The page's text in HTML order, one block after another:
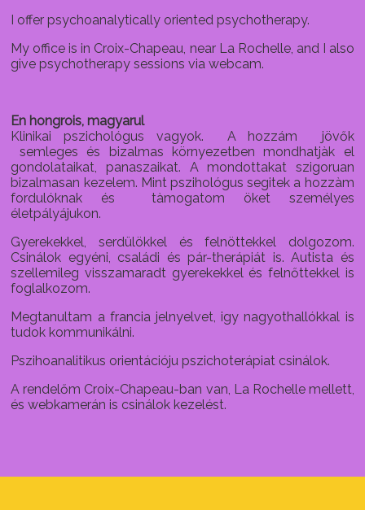
I offer psychoanalytically oriented psychotherapy.
My office is in Croix-Chapeau, near La Rochelle, and I also
give psychotherapy sessions via webcam.
En hongrois, magyarul
Klinikai pszichológus vagyok. A hozzám jövők
semleges és bizalmas környezetben mondhatjàk el
gondolataikat, panaszaikat. A mondottakat szigoruan
bizalmasan kezelem. Mint pszihológus segitek a hozzàm
fordulóknak és tàmogatom öket személyes
életpályájukon.
Gyerekekkel, serdülökkel és felnöttekkel dolgozom.
Csinálok egyéni, családi és pár-therápiát is. Autista és
szellemileg visszamaradt gyerekekkel és felnőttekkel is
foglalkozom.
Megtanultam a francia jelnyelvet, igy nagyothallókkal is
tudok kommunikálni.
Pszihoanalitikus orientációju pszichoterápiat csinálok.
A rendelőm Croix-Chapeau-ban van, La Rochelle mellett,
és webkamerán is csinálok kezelést.